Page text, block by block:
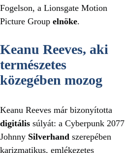
Fogelson, a Lionsgate Motion
Picture Group elnöke.
Keanu Reeves, aki
természetes
közegében mozog
Keanu Reeves már bizonyította
digitális súlyát: a Cyberpunk 2077
Johnny Silverhand szerepében
karizmatikus, emlékezetes